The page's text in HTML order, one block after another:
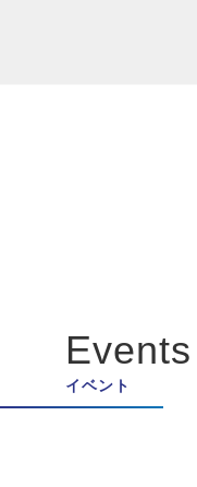
Events
イベント